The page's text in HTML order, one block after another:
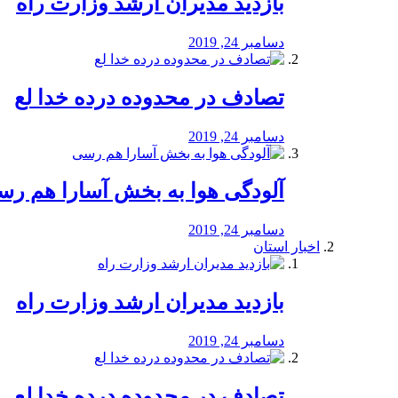
دسامبر 24, 2019
تصادف در محدوده درده خدا لع
دسامبر 24, 2019
آلودگی هوا به بخش آسارا هم
دسامبر 24, 2019
اخبار استان
بازدید مدیران ارشد وزارت راه
دسامبر 24, 2019